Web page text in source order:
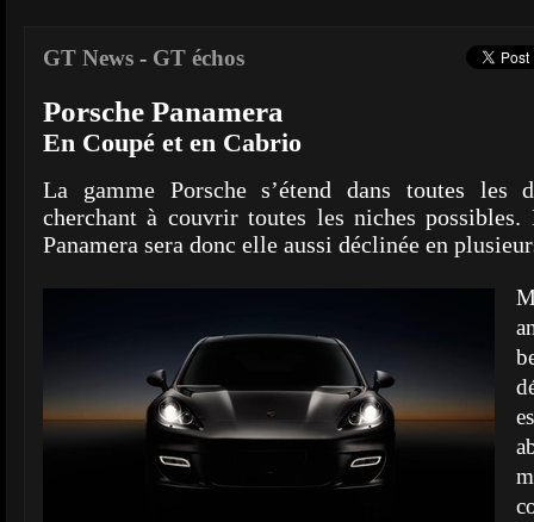
GT News - GT échos
Porsche Panamera
En Coupé et en Cabrio
La gamme Porsche s’étend dans toutes les
cherchant à couvrir toutes les niches
Panamera sera donc elle aussi déclinée en